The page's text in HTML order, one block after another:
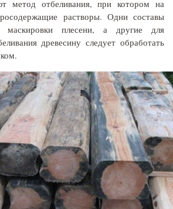
метод отбеливания, при котором на
растворы. Одни составы
маскировки плесени, а другие для
древесину следует обработать